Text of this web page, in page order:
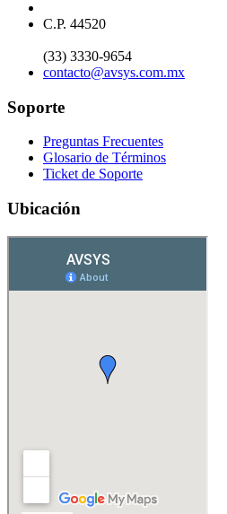
C.P. 44520
(33) 3330-9654
contacto@avsys.com.mx
Soporte
Preguntas Frecuentes
Glosario de Términos
Ticket de Soporte
Ubicación